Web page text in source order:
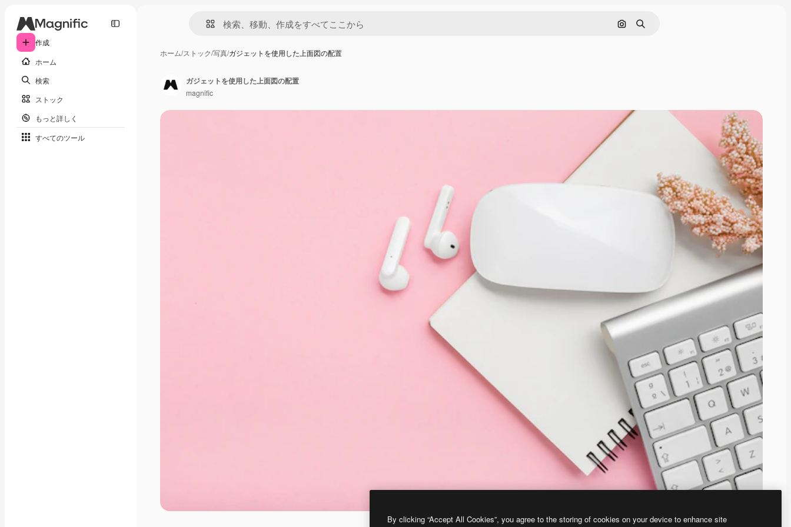
作成
ホーム
検索
ストック
もっと詳しく
すべてのツール
画像で検索
検索
ホーム/ストック/写真/ガジェットを使用した上面図の配置
ガジェットを使用した上面図の配置
magnific
By clicking “Accept All Cookies”, you agree to the storing of cookies on your device to enhance site